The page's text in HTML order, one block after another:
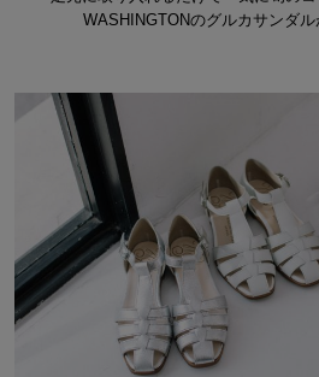
WASHINGTONのグルカサンダル